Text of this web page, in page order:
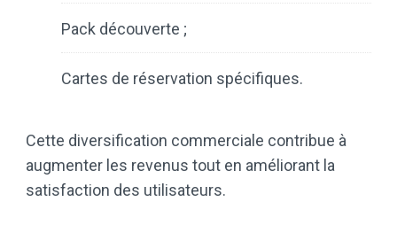
Pack découverte ;
Cartes de réservation spécifiques.
Cette diversification commerciale contribue à
augmenter les revenus tout en améliorant la
satisfaction des utilisateurs.